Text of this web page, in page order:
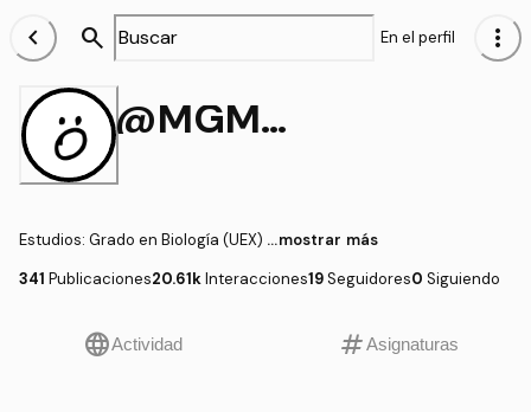
chevron_left search En el perfil more_vert
@MGMPV_406948
Estudios: Grado en Biología (UEX) ...mostrar más
341 Publicaciones20.61kInteracciones19Seguidores0 Siguiendo
languageActividad tagAsignaturas